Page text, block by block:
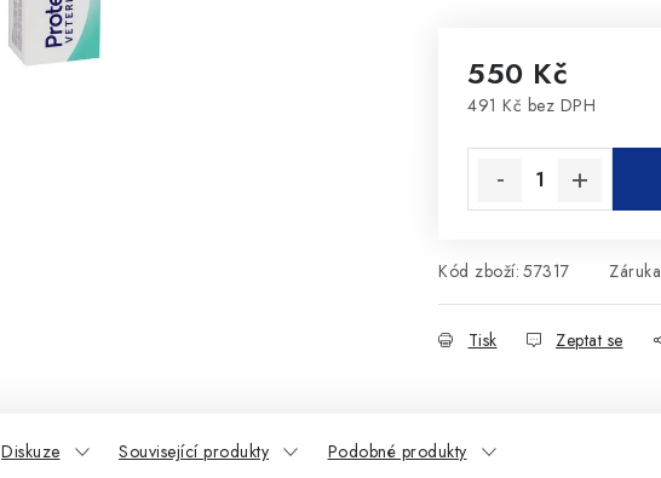
550 Kč
491 Kč bez DPH
Kód zboží: 57317 Záruka
Tisk Zeptat se
Diskuze Související produkty Podobné produkty